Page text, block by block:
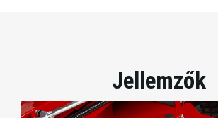
Jellemzők